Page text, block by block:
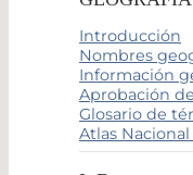
Introducción
Nombres
Información
Aprobación
Glosario de
Atlas